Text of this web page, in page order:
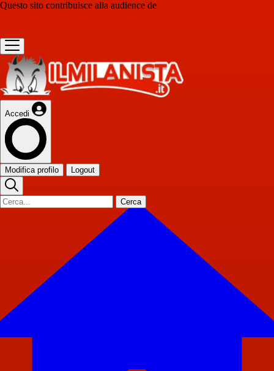
Questo sito contribuisce alla audience de
Accedi
Modifica profilo Logout
Cerca